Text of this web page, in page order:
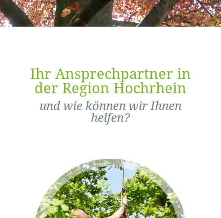
Ihr Ansprechpartner in
der Region Hochrhein
und wie können wir Ihnen
helfen?
Lichtraum-
profilschnitt,
Totholzentnahme,